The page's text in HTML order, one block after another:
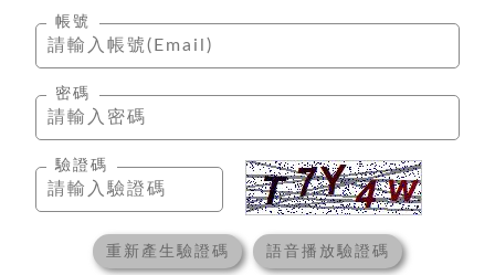
帳號
密碼
驗證碼
重新產生驗證碼 語音播放驗證碼